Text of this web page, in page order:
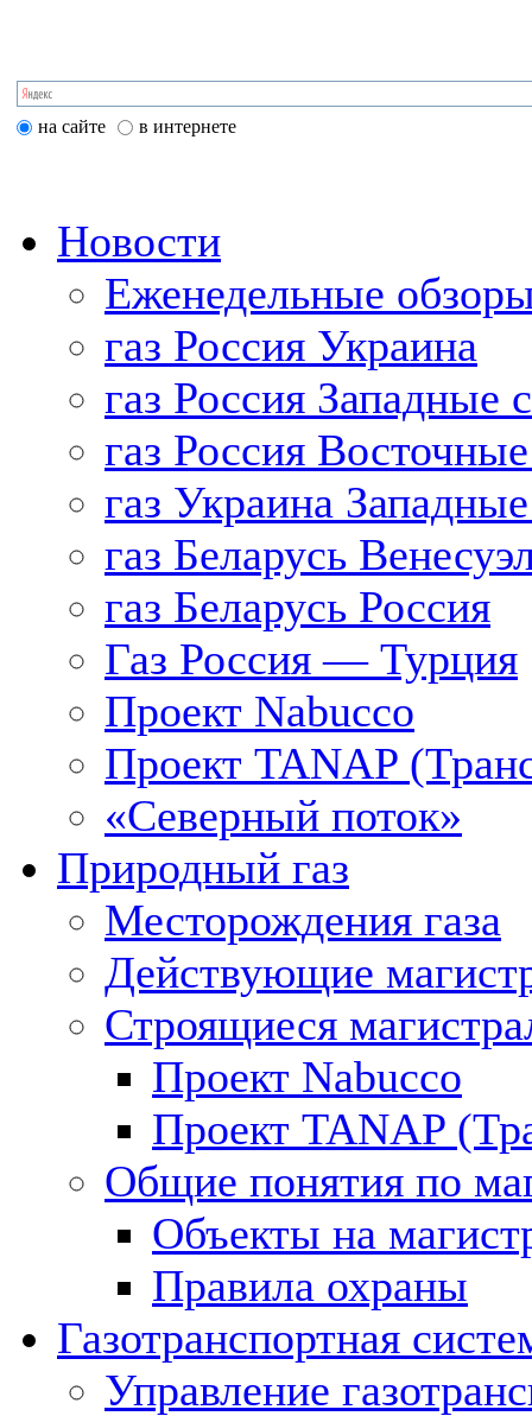
на сайте в интернете
Новости
Еженедельные
газ Россия Украина
газ Россия Западные
газ Россия
газ Украина
газ Беларусь
газ Беларусь Россия
Газ Россия — Турция
Проект Nabucco
Проект TANAP
«Северный поток»
Природный газ
Месторождения газа
Действующие
Строящиеся
Проект Nabucco
Проект TANAP
Общие понятия по
Объекты на
Правила охраны
Газотранспортная
Управление